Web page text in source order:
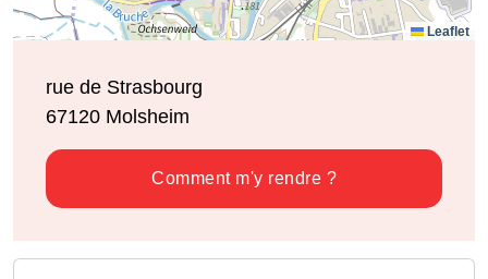
Leaflet
rue de Strasbourg
67120 Molsheim
Comment m'y rendre ?